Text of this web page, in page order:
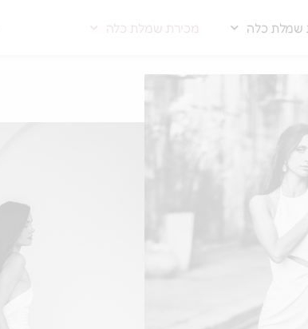
שמלת כלה מכירת שמלת כלה